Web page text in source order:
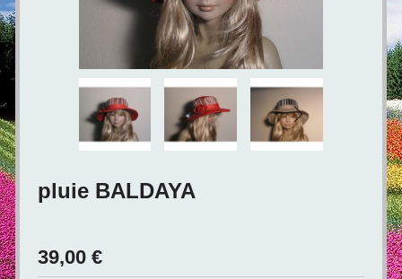
pluie BALDAYA
39,00 €